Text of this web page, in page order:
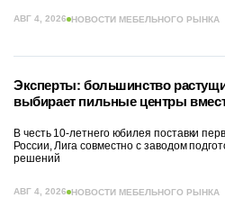
АВГ 4, 2026 НОВОСТИ МЕБЕЛЬНОГО РЫНКА
Эксперты: большинство
выбирает пильные центры
В честь 10-летнего юбилея поставки
России, Лига совместно с заводом
решений
АВГ 4, 2026 НОВОСТИ МЕБЕЛЬНОГО РЫНКА